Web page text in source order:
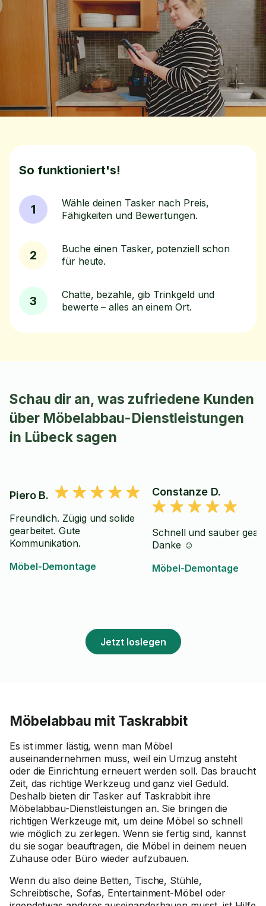
So funktioniert's!
1
Wähle deinen Tasker nach Preis,
Fähigkeiten und Bewertungen.
2
Buche einen Tasker, potenziell schon
für heute.
3
Chatte, bezahle, gib Trinkgeld und
bewerte – alles an einem Ort.
Schau dir an, was zufriedene Kunden
über Möbelabbau-Dienstleistungen
in Lübeck sagen
Piero B.
Freundlich. Zügig und solide
gearbeitet. Gute
Kommunikation.
Möbel-Demontage
Constanze D.
Schnell und sauber
Danke ☺️
Möbel-Demontage
Jetzt loslegen
Möbelabbau mit Taskrabbit
Es ist immer lästig, wenn man Möbel
auseinandernehmen muss, weil ein Umzug ansteht
oder die Einrichtung erneuert werden soll. Das braucht
Zeit, das richtige Werkzeug und ganz viel Geduld.
Deshalb bieten dir Tasker auf Taskrabbit ihre
Möbelabbau-Dienstleistungen an. Sie bringen die
richtigen Werkzeuge mit, um deine Möbel so schnell
wie möglich zu zerlegen. Wenn sie fertig sind, kannst
du sie sogar beauftragen, die Möbel in deinem neuen
Zuhause oder Büro wieder aufzubauen.
Wenn du also deine Betten, Tische, Stühle,
Schreibtische, Sofas, Entertainment-Möbel oder